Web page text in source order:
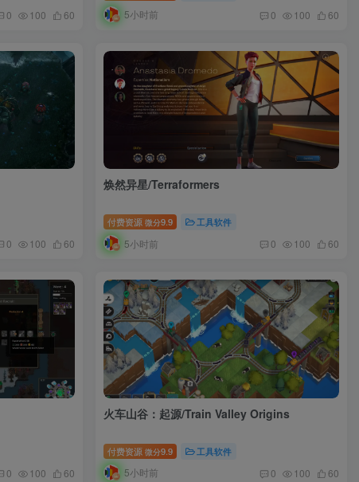
0 100 60 5小时前 0 100 60
0 100 60
焕然异星/Terraformers
付费资源 微分9.9 工具软件
5小时前 0 100 60
0 100 60
火车山谷：起源/Train Valley Origins
付费资源 微分9.9 工具软件
5小时前 0 100 60